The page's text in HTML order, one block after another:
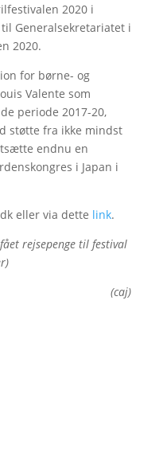
2020 i
Generalsekretariatet i
2020.
for børne- og
Valente som
periode 2017-20,
støtte fra ikke mindst
endnu en
i Japan i
eller via dette link.
rejsepenge til festival
(caj)